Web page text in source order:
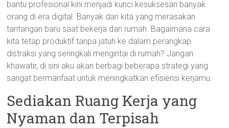
bantu profesional kini menjadi kunci kesuksesan banyak
orang di era digital. Banyak dari kita yang merasakan
tantangan baru saat bekerja dari rumah. Bagaimana cara
kita tetap produktif tanpa jatuh ke dalam perangkap
distraksi yang seringkali mengintai di rumah? Jangan
khawatir, di sini aku akan berbagi beberapa strategi yang
sangat bermanfaat untuk meningkatkan efisiensi kerjamu.
Sediakan Ruang Kerja yang
Nyaman dan Terpisah